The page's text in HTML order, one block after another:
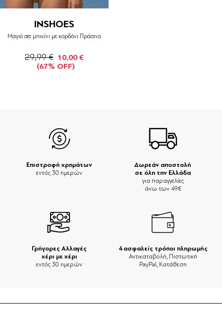
INSHOES
Μαγιό σετ μπικίνι με κορδόνι Πράσινο
29,99 € 10,00 €
(67% OFF)
Δωρεάν αποστολή
σε όλη την Ελλάδα
για παραγγελίες
άνω των 49€
Επιστροφή χρημάτων
εντός 30 ημερών
Γρήγορες Αλλαγές
χέρι με χέρι
εντός 30 ημερών
4 ασφαλείς τρόποι πληρωμής
Αντικαταβολή, Πιστωτική
PayPal, Κατάθεση